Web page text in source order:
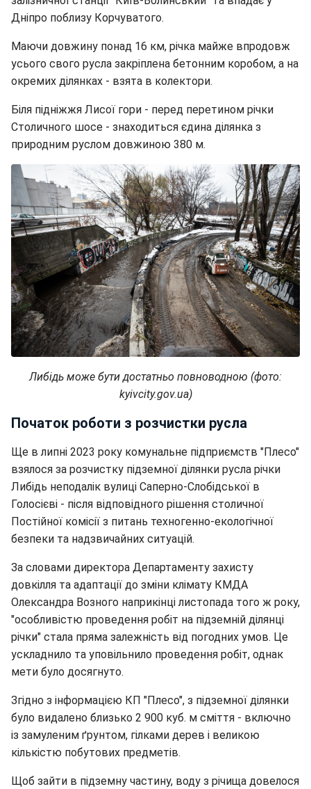
Дніпро поблизу Корчуватого.
Маючи довжину понад 16 км, річка майже впродовж
усього свого русла закріплена бетонним коробом, а на
окремих ділянках - взята в колектори.
Біля підніжжя Лисої гори - перед перетином річки
Столичного шосе - знаходиться єдина ділянка з
природним руслом довжиною 380 м.
Либідь може бути достатньо повноводною (фото:
kyivcity.gov.ua)
Початок роботи з розчистки русла
Ще в липні 2023 року комунальне підприємств "Плесо"
взялося за розчистку підземної ділянки русла річки
Либідь неподалік вулиці Саперно-Слобідської в
Голосієві - після відповідного рішення столичної
Постійної комісії з питань техногенно-екологічної
безпеки та надзвичайних ситуацій.
За словами директора Департаменту захисту
довкілля та адаптації до зміни клімату КМДА
Олександра Возного наприкінці листопада того ж року,
"особливістю проведення робіт на підземній ділянці
річки" стала пряма залежність від погодних умов. Це
ускладнило та уповільнило проведення робіт, однак
мети було досягнуто.
Згідно з інформацією КП "Плесо", з підземної ділянки
було видалено близько 2 900 куб. м сміття - включно
із замуленим ґрунтом, гілками дерев і великою
кількістю побутових предметів.
Щоб зайти в підземну частину, воду з річища довелося